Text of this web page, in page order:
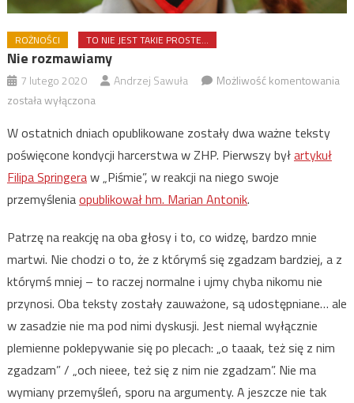
ROŻNOŚCI TO NIE JEST TAKIE PROSTE...
Nie rozmawiamy
7 lutego 2020 Andrzej Sawuła Możliwość komentowaniaNie
została wyłączona
W ostatnich dniach opublikowane zostały dwa ważne teksty
poświęcone kondycji harcerstwa w ZHP. Pierwszy byłartykuł
Filipa Springeraw „Piśmie”, w reakcji na niego swoje
przemyśleniaopublikował hm. Marian Antonik.
Patrzę na reakcję na oba głosy i to, co widzę, bardzo mnie
martwi. Nie chodzi o to, że z którymś się zgadzam bardziej, a z
którymś mniej – to raczej normalne i ujmy chyba nikomu nie
przynosi. Oba teksty zostały zauważone, są udostępniane… ale
w zasadzie nie ma pod nimi dyskusji. Jest niemal wyłącznie
plemienne poklepywanie się po plecach: „o taaak, też się z nim
zgadzam” / „och nieee, też się z nim nie zgadzam”. Nie ma
wymiany przemyśleń, sporu na argumenty. A jeszcze nie tak